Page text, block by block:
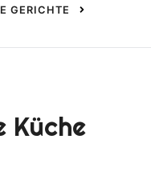
GERICHTE
Küche